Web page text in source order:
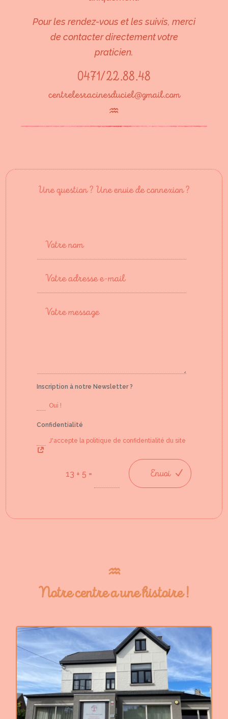
Pour les rendez-vous et les suivis, merci
de contacter directement votre
praticien.
0471/22.88.48
centrelesracinesduciel@gmail.com
♒︎
Une question ? Une envie de connexion ?
Inscription à notre Newsletter ?
Oui !
Confidentialité
J'accepte la politique de confidentialité du site
13 + 5 = Envoi
♒︎
Notre centre a une histoire !